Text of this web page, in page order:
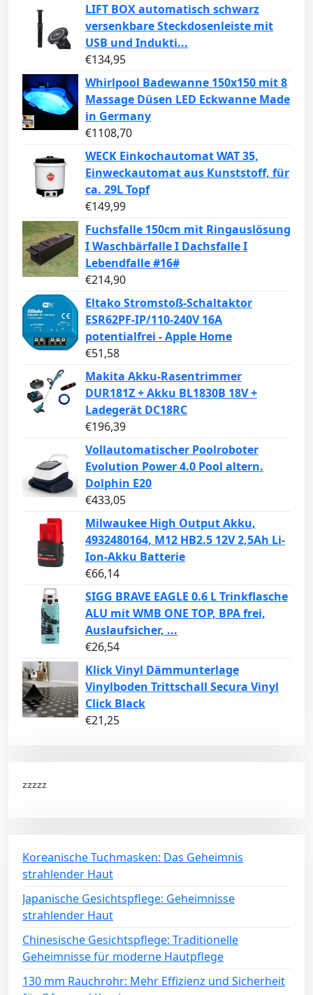
LIFT BOX automatisch schwarz
versenkbare Steckdosenleiste mit
USB und Indukti...
€134,95
Whirlpool Badewanne 150x150 mit 8
Massage Düsen LED Eckwanne Made
in Germany
€1108,70
WECK Einkochautomat WAT 35,
Einweckautomat aus Kunststoff, für
ca. 29L Topf
€149,99
Fuchsfalle 150cm mit Ringauslösung
I Waschbärfalle I Dachsfalle I
Lebendfalle #16#
€214,90
Eltako Stromstoß-Schaltaktor
ESR62PF-IP/110-240V 16A
potentialfrei - Apple Home
€51,58
Makita Akku-Rasentrimmer
DUR181Z + Akku BL1830B 18V +
Ladegerät DC18RC
€196,39
Vollautomatischer Poolroboter
Evolution Power 4.0 Pool altern.
Dolphin E20
€433,05
Milwaukee High Output Akku,
4932480164, M12 HB2.5 12V 2,5Ah Li-
Ion-Akku Batterie
€66,14
SIGG BRAVE EAGLE 0.6 L Trinkflasche
ALU mit WMB ONE TOP, BPA frei,
Auslaufsicher, ...
€26,54
Klick Vinyl Dämmunterlage
Vinylboden Trittschall Secura Vinyl
Click Black
€21,25
zzzzz
Koreanische Tuchmasken: Das Geheimnis
strahlender Haut
Japanische Gesichtspflege: Geheimnisse
strahlender Haut
Chinesische Gesichtspflege: Traditionelle
Geheimnisse für moderne Hautpflege
130 mm Rauchrohr: Mehr Effizienz und Sicherheit